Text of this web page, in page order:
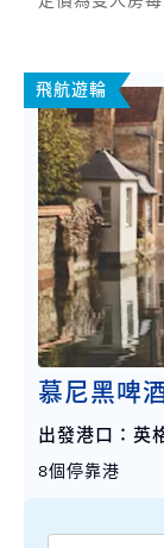
飛航遊輪
慕尼黑啤
出發港口：英
8個停靠港